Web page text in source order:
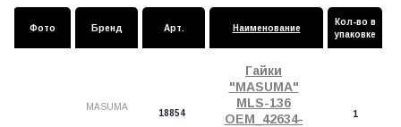
салонные
Фильтры
датчики
Фильтры
трансмиссии
Фото Бренд Арт. Наименование
Кол-во в
упаковке
MASUMA
18854
Гайки
"MASUMA"
MLS-136
OEM_42634-
1